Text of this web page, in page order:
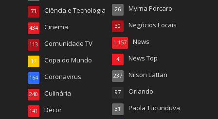
Ciência e Tecnologia
73
Cinema
434
Comunidade TV
113
Copa do Mundo
17
Coronavirus
164
Culinária
240
Decor
141
Myrna Porcaro
26
Negócios Locais
30
News
1.157
News Top
4
Nilson Lattari
237
Orlando
97
Paola Tucunduva
31